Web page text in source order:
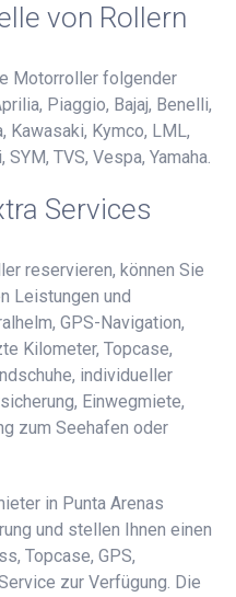
von Rollern
Motorroller folgender
Piaggio, Bajaj, Benelli,
Kawasaki, Kymco, LML,
TVS, Vespa, Yamaha.
Services
reservieren, können Sie
Leistungen und
GPS-Navigation,
Kilometer, Topcase,
individueller
Einwegmiete,
zum Seehafen oder
in Punta Arenas
und stellen Ihnen einen
Topcase, GPS,
zur Verfügung. Die